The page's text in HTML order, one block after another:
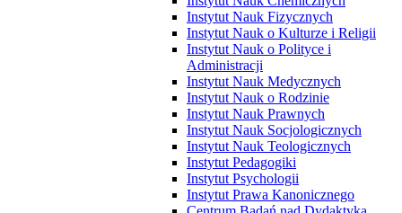
Instytut Nauk Fizycznych
Instytut Nauk o Kulturze i Religii
Instytut Nauk o Polityce i
Administracji
Instytut Nauk Medycznych
Instytut Nauk o Rodzinie
Instytut Nauk Prawnych
Instytut Nauk Socjologicznych
Instytut Nauk Teologicznych
Instytut Pedagogiki
Instytut Psychologii
Instytut Prawa Kanonicznego